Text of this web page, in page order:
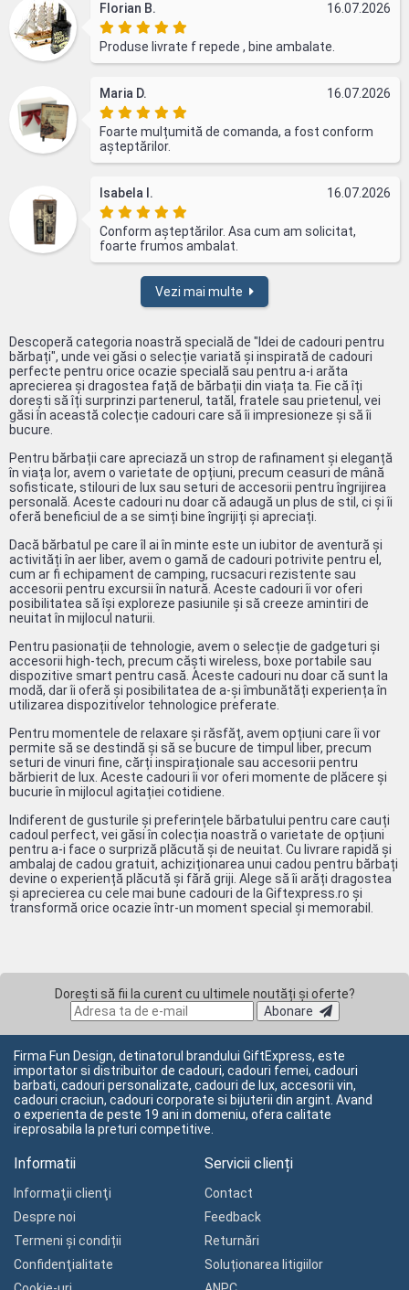
Florian B. 16.07.2026
Produse livrate f repede , bine ambalate.
Maria D. 16.07.2026
Foarte mulțumită de comanda, a fost conform
așteptărilor.
Isabela I. 16.07.2026
Conform așteptărilor. Asa cum am solicitat,
foarte frumos ambalat.
Vezi mai multe
Descoperă categoria noastră specială de "Idei de cadouri pentru
bărbați", unde vei găsi o selecție variată și inspirată de cadouri
perfecte pentru orice ocazie specială sau pentru a-i arăta
aprecierea și dragostea față de bărbații din viața ta. Fie că îți
dorești să îți surprinzi partenerul, tatăl, fratele sau prietenul, vei
găsi în această colecție cadouri care să îi impresioneze și să îi
bucure.
Pentru bărbații care apreciază un strop de rafinament și eleganță
în viața lor, avem o varietate de opțiuni, precum ceasuri de mână
sofisticate, stilouri de lux sau seturi de accesorii pentru îngrijirea
personală. Aceste cadouri nu doar că adaugă un plus de stil, ci și îi
oferă beneficiul de a se simți bine îngrijiți și apreciați.
Dacă bărbatul pe care îl ai în minte este un iubitor de aventură și
activități în aer liber, avem o gamă de cadouri potrivite pentru el,
cum ar fi echipament de camping, rucsacuri rezistente sau
accesorii pentru excursii în natură. Aceste cadouri îi vor oferi
posibilitatea să își exploreze pasiunile și să creeze amintiri de
neuitat în mijlocul naturii.
Pentru pasionații de tehnologie, avem o selecție de gadgeturi și
accesorii high-tech, precum căști wireless, boxe portabile sau
dispozitive smart pentru casă. Aceste cadouri nu doar că sunt la
modă, dar îi oferă și posibilitatea de a-și îmbunătăți experiența în
utilizarea dispozitivelor tehnologice preferate.
Pentru momentele de relaxare și răsfăț, avem opțiuni care îi vor
permite să se destindă și să se bucure de timpul liber, precum
seturi de vinuri fine, cărți inspiraționale sau accesorii pentru
bărbierit de lux. Aceste cadouri îi vor oferi momente de plăcere și
bucurie în mijlocul agitației cotidiene.
Indiferent de gusturile și preferințele bărbatului pentru care cauți
cadoul perfect, vei găsi în colecția noastră o varietate de opțiuni
pentru a-i face o surpriză plăcută și de neuitat. Cu livrare rapidă și
ambalaj de cadou gratuit, achiziționarea unui cadou pentru bărbați
devine o experiență plăcută și fără griji. Alege să îi arăți dragostea
și aprecierea cu cele mai bune cadouri de la Giftexpress.ro și
transformă orice ocazie într-un moment special și memorabil.
Dorești să fii la curent cu ultimele noutăți și oferte?
Abonare
Firma Fun Design, detinatorul brandului GiftExpress, este
importator si distribuitor de cadouri, cadouri femei, cadouri
barbati, cadouri personalizate, cadouri de lux, accesorii vin,
cadouri craciun, cadouri corporate si bijuterii din argint. Avand
o experienta de peste 19 ani in domeniu, ofera calitate
ireprosabila la preturi competitive.
Informatii
Informaţii clienţi
Despre noi
Termeni și condiții
Confidenţialitate
Servicii clienți
Contact
Feedback
Returnări
Soluționarea litigiilor